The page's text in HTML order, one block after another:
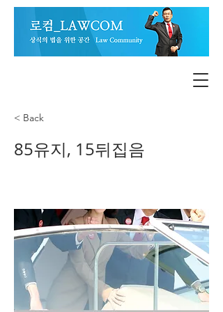
< Back
85유지, 15뒤집음